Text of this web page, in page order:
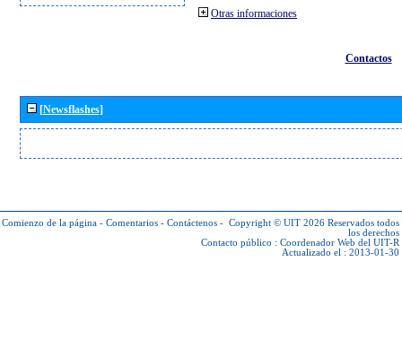
Otras informaciones
Contactos
[Newsflashes]
Comienzo de la página - Comentarios - Contáctenos - Copyright © UIT 2026 Reservados todos
los derechos
Contacto público : Coordenador Web del UIT-R
Actualizado el : 2013-01-30